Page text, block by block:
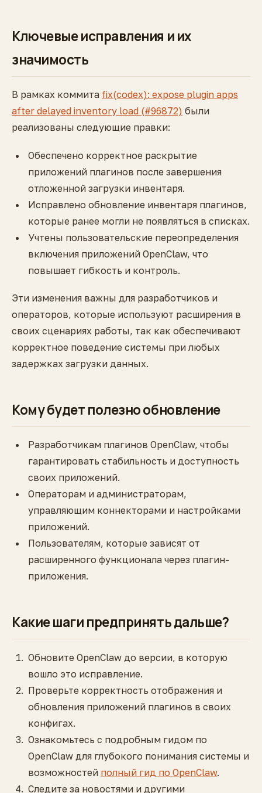
Ключевые исправления и их
значимость
В рамках коммита fix(codex): expose plugin apps
after delayed inventory load (#96872) были
реализованы следующие правки:
Обеспечено корректное раскрытие
приложений плагинов после завершения
отложенной загрузки инвентаря.
Исправлено обновление инвентаря плагинов,
которые ранее могли не появляться в списках.
Учтены пользовательские переопределения
включения приложений OpenClaw, что
повышает гибкость и контроль.
Эти изменения важны для разработчиков и
операторов, которые используют расширения в
своих сценариях работы, так как обеспечивают
корректное поведение системы при любых
задержках загрузки данных.
Кому будет полезно обновление
Разработчикам плагинов OpenClaw, чтобы
гарантировать стабильность и доступность
своих приложений.
Операторам и администраторам,
управляющим коннекторами и настройками
приложений.
Пользователям, которые зависят от
расширенного функционала через плагин-
приложения.
Какие шаги предпринять дальше?
Обновите OpenClaw до версии, в которую
вошло это исправление.
Проверьте корректность отображения и
обновления приложений плагинов в своих
конфигах.
Ознакомьтесь с подробным гидом по
OpenClaw для глубокого понимания системы и
возможностей полный гид по OpenClaw.
Следите за новостями и другими